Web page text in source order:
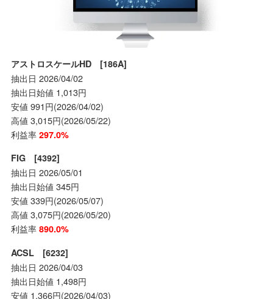
アストロスケールHD [186A]
抽出日 2026/04/02
抽出日始値 1,013円
安値 991円(2026/04/02)
高値 3,015円(2026/05/22)
利益率 297.0%
FIG [4392]
抽出日 2026/05/01
抽出日始値 345円
安値 339円(2026/05/07)
高値 3,075円(2026/05/20)
利益率 890.0%
ACSL [6232]
抽出日 2026/04/03
抽出日始値 1,498円
安値 1,366円(2026/04/03)